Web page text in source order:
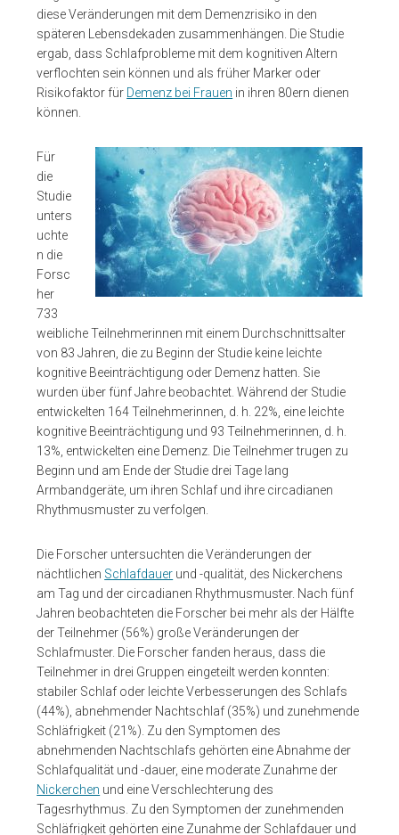
diese Veränderungen mit dem Demenzrisiko in den
späteren Lebensdekaden zusammenhängen. Die Studie
ergab, dass Schlafprobleme mit dem kognitiven Altern
verflochten sein können und als früher Marker oder
Risikofaktor für Demenz bei Frauen in ihren 80ern dienen
können.
Für
die
Studie
unters
uchte
n die
Forsc
her
733
weibliche Teilnehmerinnen mit einem Durchschnittsalter
von 83 Jahren, die zu Beginn der Studie keine leichte
kognitive Beeinträchtigung oder Demenz hatten. Sie
wurden über fünf Jahre beobachtet. Während der Studie
entwickelten 164 Teilnehmerinnen, d. h. 22%, eine leichte
kognitive Beeinträchtigung und 93 Teilnehmerinnen, d. h.
13%, entwickelten eine Demenz. Die Teilnehmer trugen zu
Beginn und am Ende der Studie drei Tage lang
Armbandgeräte, um ihren Schlaf und ihre circadianen
Rhythmusmuster zu verfolgen.
Die Forscher untersuchten die Veränderungen der
nächtlichen Schlafdauer und -qualität, des Nickerchens
am Tag und der circadianen Rhythmusmuster. Nach fünf
Jahren beobachteten die Forscher bei mehr als der Hälfte
der Teilnehmer (56%) große Veränderungen der
Schlafmuster. Die Forscher fanden heraus, dass die
Teilnehmer in drei Gruppen eingeteilt werden konnten:
stabiler Schlaf oder leichte Verbesserungen des Schlafs
(44%), abnehmender Nachtschlaf (35%) und zunehmende
Schläfrigkeit (21%). Zu den Symptomen des
abnehmenden Nachtschlafs gehörten eine Abnahme der
Schlafqualität und -dauer, eine moderate Zunahme der
Nickerchen und eine Verschlechterung des
Tagesrhythmus. Zu den Symptomen der zunehmenden
Schläfrigkeit gehörten eine Zunahme der Schlafdauer und